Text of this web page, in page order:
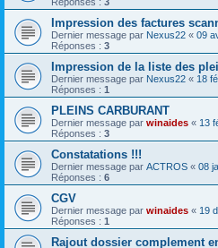
Impression des factures
Dernier message par Nexus22 « 09
Réponses : 3
Impression de la liste des
Dernier message par Nexus22 « 18
Réponses : 1
PLEINS CARBURANT
Dernier message par winaides « 13
Réponses : 3
Constatations !!!
Dernier message par ACTROS « 08
Réponses : 6
CGV
Dernier message par winaides « 19
Réponses : 1
Rajout dossier complement